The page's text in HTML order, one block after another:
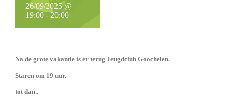
26/09/2025 @
19:00 -20:00
Na de grote vakantie is er terug Jeugdclub Goochelen.
Staren om 19 uur.
tot dan..